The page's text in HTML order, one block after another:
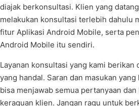
diajak berkonsultasi. Klien yang
melakukan konsultasi terlebih dahulu
fitur Aplikasi Android Mobile, serta
Android Mobile itu sendiri.
Layanan konsultasi yang kami
yang handal. Saran dan masukan
bisa menjawab semua pertanyaan
keraguan klien. Jangan ragu untuk